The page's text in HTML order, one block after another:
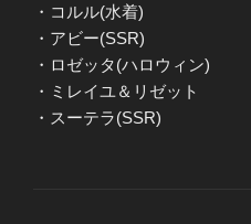
・コルル(水着)
・アビー(SSR)
・ロゼッタ(ハロウィン)
・ミレイユ＆リゼット
・スーテラ(SSR)